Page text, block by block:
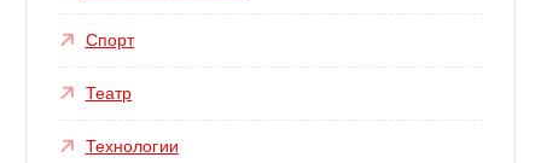
Спорт
Театр
Технологии